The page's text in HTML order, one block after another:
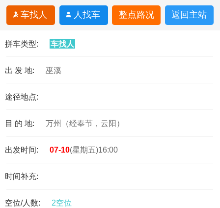
车找人 人找车 整点路况 返回主站
拼车类型: 车找人
出 发 地: 巫溪
途径地点:
目 的 地: 万州（经奉节，云阳）
出发时间: 07-10(星期五)16:00
时间补充:
空位/人数: 2空位